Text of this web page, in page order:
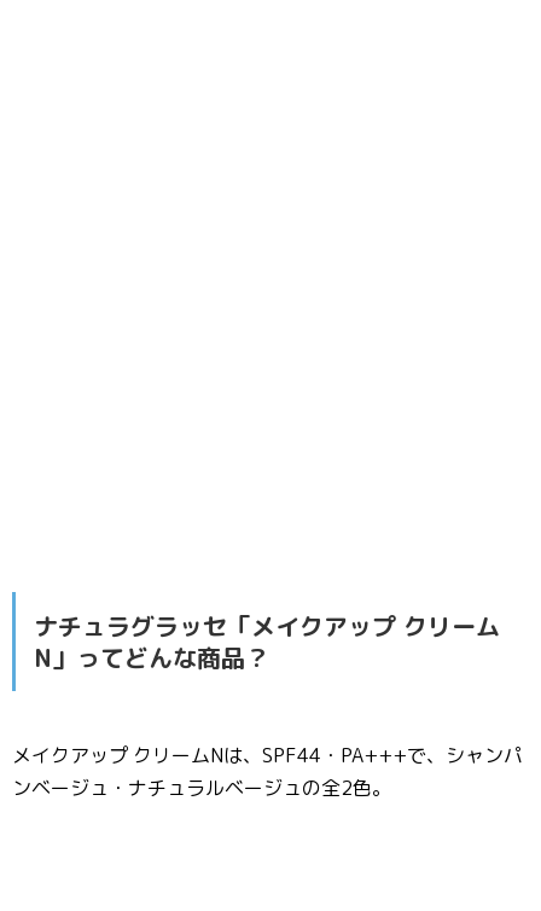
ナチュラグラッセ「メイクアップ クリーム
N」ってどんな商品？
メイクアップ クリームNは、SPF44・PA+++で、シャンパ
ンベージュ・ナチュラルベージュの全2色。